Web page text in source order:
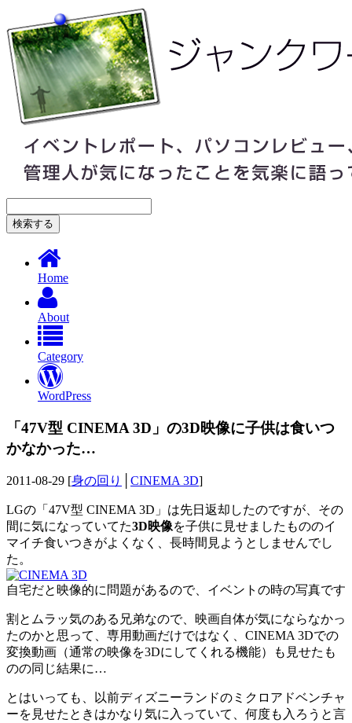
Home
About
Category
WordPress
「47V型 CINEMA 3D」の3D映像に子供は食いつ
かなかった…
2011-08-29 [身の回り CINEMA 3D]
LGの「47V型 CINEMA 3D」は先日返却したのですが、その
間に気になっていてた3D映像を子供に見せましたもののイ
マイチ食いつきがよくなく、長時間見ようとしませんでし
た。
自宅だと映像的に問題があるので、イベントの時の写真です
割とムラッ気のある兄弟なので、映画自体が気にならなかっ
たのかと思って、専用動画だけではなく、CINEMA 3Dでの
変換動画（通常の映像を3Dにしてくれる機能）も見せたも
のの同じ結果に…
とはいっても、以前ディズニーランドのミクロアドベンチャ
ーを見せたときはかなり気に入っていて、何度も入ろうと言